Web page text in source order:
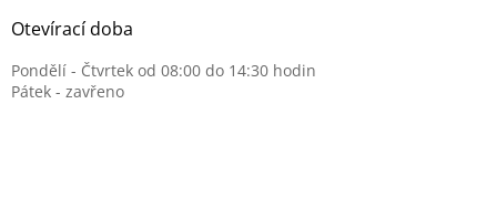
Otevírací doba
Pondělí - Čtvrtek od 08:00 do 14:30 hodin
Pátek - zavřeno